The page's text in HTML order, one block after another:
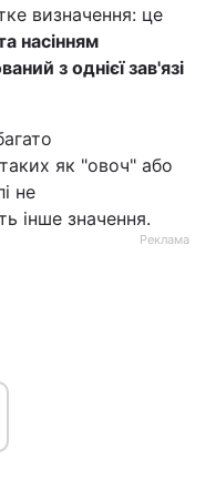
визначення: це
насінням
з однієї зав'язі
як "овоч" або
не
інше значення.
Реклама